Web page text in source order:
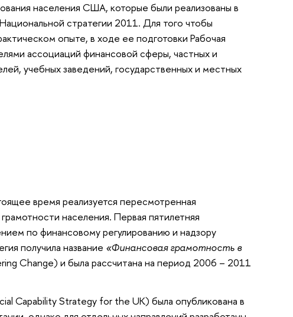
населения США, которые были реализованы в
стратегии 2011. Для того чтобы
опыте, в ходе ее подготовки Рабочая
ассоциаций финансовой сферы, частных и
учебных заведений, государственных и местных
время реализуется пересмотренная
населения. Первая пятилетняя
по финансовому регулированию и надзору
получила название «Финансовая грамотность в
Change) и была рассчитана на период 2006 – 2011
Capability Strategy for the UK) была опубликована в